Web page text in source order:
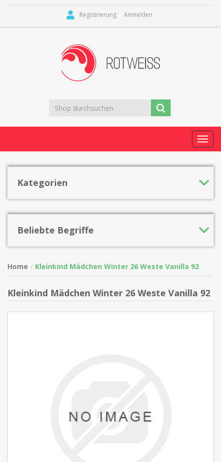
Registrierung Anmelden
Kategorien
Beliebte Begriffe
Home Kleinkind Mädchen Winter 26 Weste Vanilla 92
Kleinkind Mädchen Winter 26 Weste Vanilla 92